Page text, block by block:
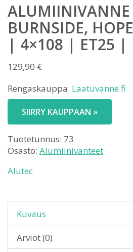
ALUMIINIVANNE
BURNSIDE,
| 4×108 | ET25 |
129,90 €
Rengaskauppa: Laatuvanne.fi
SIIRRY KAUPPAAN »
Tuotetunnus: 73
Osasto: Alumiinivanteet
Alutec
Kuvaus
Arviot (0)